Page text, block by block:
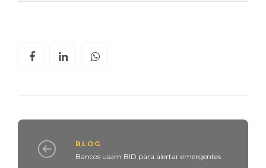
BLOG
Bancos usam BID para alertar emergentes